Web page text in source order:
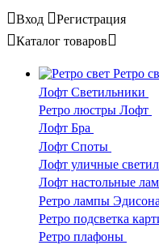
Вход
Регистрация
Каталог товаров
Ретро
Лофт Светильники
Ретро люстры Лофт
Лофт Бра
Лофт Споты
Лофт уличные
Лофт настольные
Ретро лампы Эдисона
Ретро подсветка
Ретро плафоны